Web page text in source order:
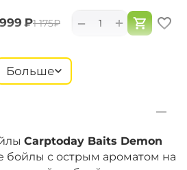
‍999‍ ₽‍1 175‍₽ +
−
Монстр Краб черный
₽‍1 058‍₽ +
−
Больше
Carptoday Baits Demon
бойлы с острым ароматом на